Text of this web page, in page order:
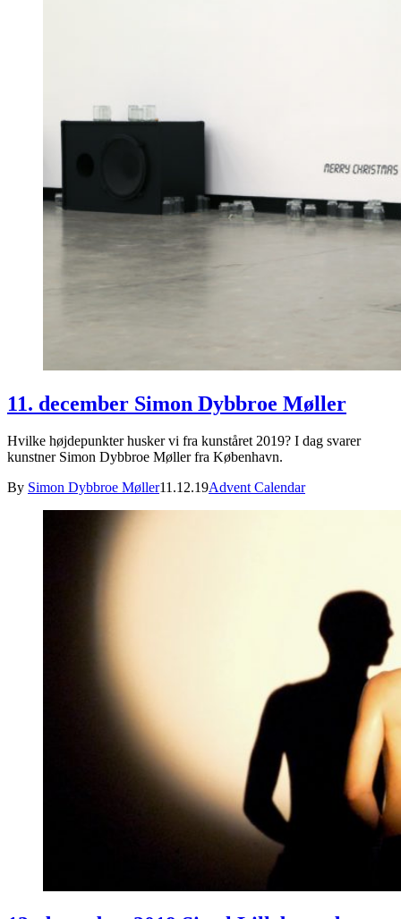
11. december Simon Dybbroe Møller
Hvilke højdepunkter husker vi fra kunståret 2019? I dag svarer
kunstner Simon Dybbroe Møller fra København.
By Simon Dybbroe Møller11.12.19Advent Calendar